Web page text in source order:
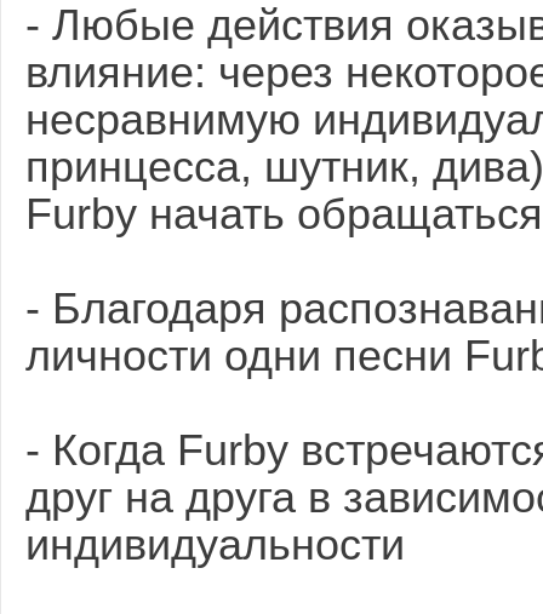
- Любые действия
влияние: через
несравнимую
принцесса, шутник,
Furby начать
- Благодаря
личности одни песни
- Когда Furby
друг на друга в
индивидуальности